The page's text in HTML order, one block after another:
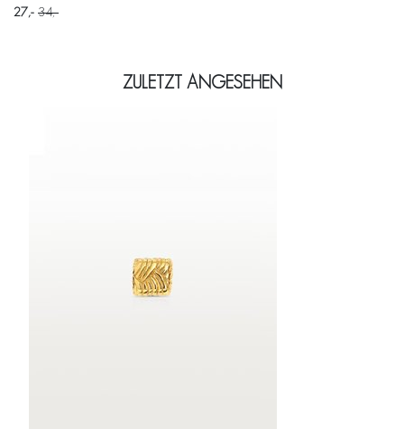
27 34
ZULETZT ANGESEHEN